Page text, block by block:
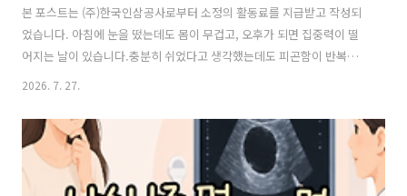
본 포스트는 (주)한국인삼공사로부터 소정의 활동료를 지급받고 작성되
었습니다. 아침에 눈을 떴는데도 몸이 무겁고, 오후가 되면 집중력이 떨
어지는 날이 있습니다.충분히 쉬었다고 생각했는데도 피곤함이 반복되
면 단순히 잠이 부족해서라고 생각하기 쉽습니다.하지만 피로는 수면 부
함께 영향을 줄 수 있습니다.특히 반복되는 피로를 관리하려면 생활 습관
을 먼저 점검하고, 피로 개선에 도움을 줄 수 있는 기능성 원료에 대한 정
보도 함께 살펴볼 필요가 있습니다.식품의약품안전처 「건강기능식품공
전」에서는 홍삼을 '피로개선에 도움을 줄 수 있음'으로 인정된 기능성
2026. 7. 27.